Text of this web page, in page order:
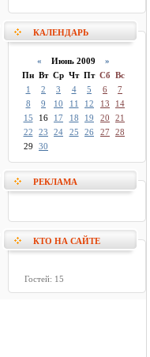
КАЛЕНДАРЬ
« Июнь 2009 »
Пн Вт Ср Чт Пт Сб Вс
1
2 3 4 5 6
7
8
9 10 11 12 13
14
15
16 17 18 19 20
21
22
23 24 25 26 27
28
29
30
РЕКЛАМА
КТО НА САЙТЕ
Гостей: 15